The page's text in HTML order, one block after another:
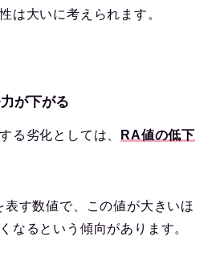
は大いに考えられます。
が下がる
る劣化としては、
RA値の低下
す数値で、この値が大きいほ
なるという傾向があります。